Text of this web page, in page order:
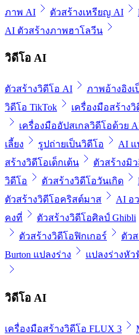
ภาพ AI ตัวสร้างเหรียญ AI
AI ตัวสร้างภาพฮาโลวีน
วิดีโอ AI
ตัวสร้างวิดีโอ AI ภาพอ้างอิงเ
วิดีโอ TikTok
เครื่องมือสร้างวิ
เครื่องมืออัปสเกลวิดีโอด้วย
เลี้ยง
รูปถ่ายเป็นวิดีโอ AI แ
สร้างวิดีโอเด็กเต้น
ตัวสร้างมิ
วิดีโอ
ตัวสร้างวิดีโอวันเกิด
ตัวสร้างวิดีโอคริสต์มาส
AI อ
คงที่
ตัวสร้างวิดีโอศิลป์ Ghibli
ตัวสร้างวิดีโอฟิกเกอร์
ตัว
Burton แปลงร่าง
แปลงร่างหัว
วิดีโอ AI
เครื่องมือสร้างวิดีโอ FLUX 3